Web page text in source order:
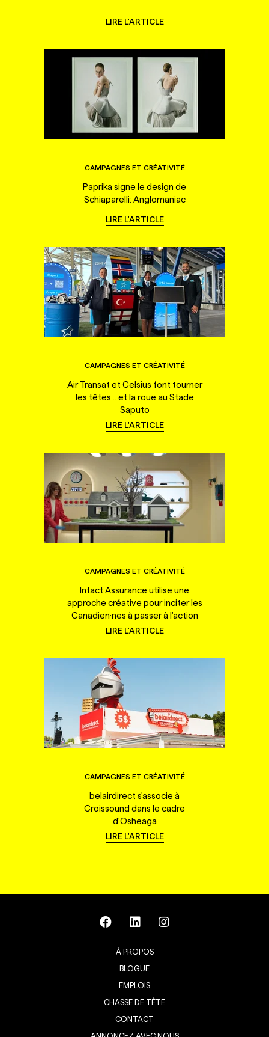
LIRE L'ARTICLE
CAMPAGNES ET CRÉATIVITÉ
Paprika signe le design de
Schiaparelli: Anglomaniac
LIRE L'ARTICLE
CAMPAGNES ET CRÉATIVITÉ
Air Transat et Celsius font tourner
les têtes... et la roue au Stade
Saputo
LIRE L'ARTICLE
CAMPAGNES ET CRÉATIVITÉ
Intact Assurance utilise une
approche créative pour inciter les
Canadien·nes à passer à l'action
LIRE L'ARTICLE
CAMPAGNES ET CRÉATIVITÉ
belairdirect s'associe à
Croissound dans le cadre
d'Osheaga
LIRE L'ARTICLE
À PROPOS
BLOGUE
EMPLOIS
CHASSE DE TÊTE
CONTACT